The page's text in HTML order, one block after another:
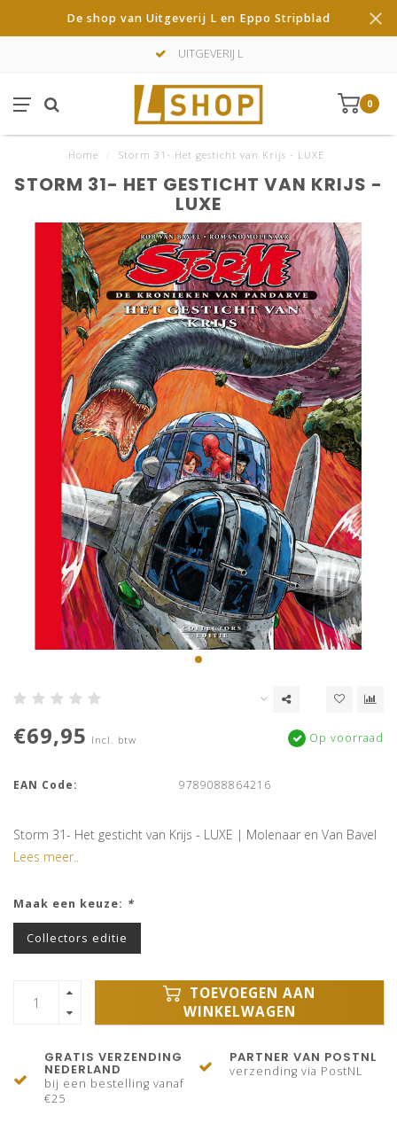
De shop van Uitgeverij L en Eppo Stripblad
UITGEVERIJ L
0
Home Storm 31- Het gesticht van Krijs - LUXE
STORM 31- HET GESTICHT VAN KRIJS -
LUXE
€69,95 Incl. btw Op voorraad
EAN Code: 9789088864216
Storm 31- Het gesticht van Krijs - LUXE | Molenaar en Van Bavel
Lees meer..
Maak een keuze: *
Collectors editie
TOEVOEGEN AAN
WINKELWAGEN
GRATIS VERZENDING
NEDERLAND
bij een bestelling vanaf
€25
PARTNER VAN POSTNL
verzending via PostNL